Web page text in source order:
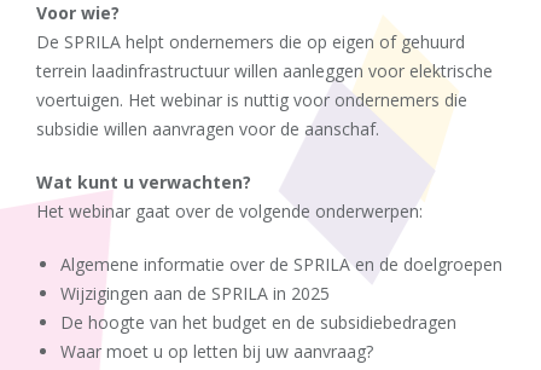
Voor wie?
De SPRILA helpt ondernemers die op eigen of gehuurd
terrein laadinfrastructuur willen aanleggen voor elektrische
voertuigen. Het webinar is nuttig voor ondernemers die
subsidie willen aanvragen voor de aanschaf.
Wat kunt u verwachten?
Het webinar gaat over de volgende onderwerpen:
Algemene informatie over de SPRILA en de doelgroepen
Wijzigingen aan de SPRILA in 2025
De hoogte van het budget en de subsidiebedragen
Waar moet u op letten bij uw aanvraag?